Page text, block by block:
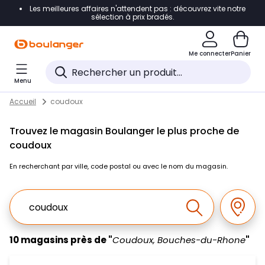
Accéder directement à la navigation
Accéder directement au pied de page
Accéder directement au chatbot
Les meilleures affaires n'attendent pas : découvrez vite notre
sélection à prix bradés.
Me connecterPanier
Menu
Skip to content
Return to Nav
Accueil coudoux
Trouvez le magasin Boulanger le plus proche de
coudoux
En recherchant par ville, code postal ou avec le nom du magasin.
Ville, Region, Code postal ou Ville & Pays
Effectuer la
10 magasins près de "Coudoux, Bouches-du-Rhone"